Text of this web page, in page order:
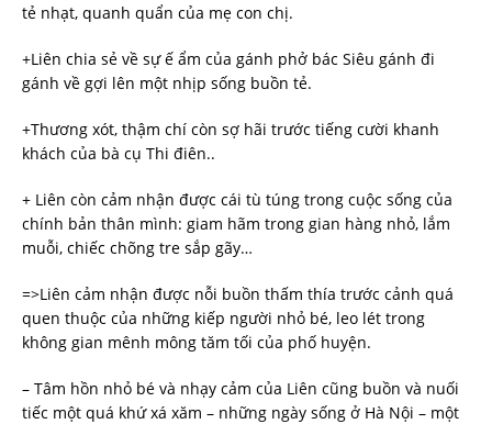
tẻ nhạt, quanh quẩn của mẹ con chị.
+Liên chia sẻ về sự ế ẩm của gánh phở bác Siêu gánh đi
gánh về gợi lên một nhịp sống buồn tẻ.
+Thương xót, thậm chí còn sợ hãi trước tiếng cười khanh
khách của bà cụ Thi điên..
+ Liên còn cảm nhận được cái tù túng trong cuộc sống của
chính bản thân mình: giam hãm trong gian hàng nhỏ, lắm
muỗi, chiếc chõng tre sắp gãy…
=>Liên cảm nhận được nỗi buồn thấm thía trước cảnh quá
quen thuộc của những kiếp người nhỏ bé, leo lét trong
không gian mênh mông tăm tối của phố huyện.
– Tâm hồn nhỏ bé và nhạy cảm của Liên cũng buồn và nuối
tiếc một quá khứ xá xăm – những ngày sống ở Hà Nội – một